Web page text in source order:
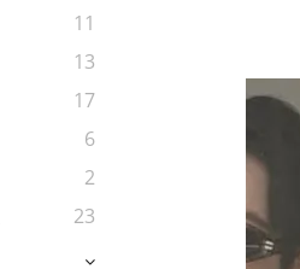
11
13
17
6
2
23